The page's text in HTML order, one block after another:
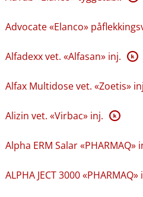
Advocate «Elanco»
Alfadexx vet. «Alfasan» inj. K
Alfax Multidose vet. «Zoetis»
Alizin vet. «Virbac» inj. K
Alpha ERM Salar «PHARMAQ»
ALPHA JECT 3000 «PHARMAQ»